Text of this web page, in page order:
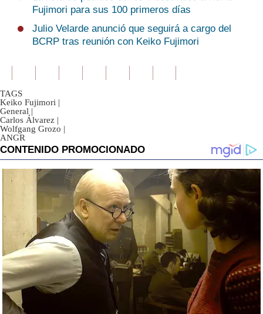
Fujimori para sus 100 primeros días
Julio Velarde anunció que seguirá a cargo del
BCRP tras reunión con Keiko Fujimori
TAGS
Keiko Fujimori |
General |
Carlos Álvarez |
Wolfgang Grozo |
ANGR